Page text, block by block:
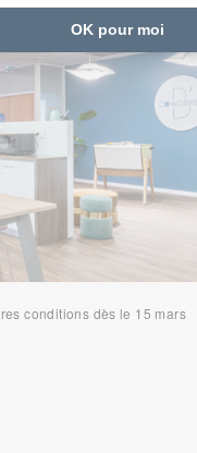
conditions dès le 15 mars